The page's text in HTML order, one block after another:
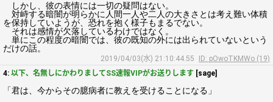
しかし、彼の表情には一切の疑問はない。
対峙する暗闇が明らかに人間一人や二人の大きさとは考え難い体積
を保持していようが、恐れを抱く様子もまるでない。
それは感情が欠落しているわけではなく。
単にこの程度の暗闇では、彼の既知の外には出られていないという
だけの話。
2019/04/03(水) 21:10:44.55
ID: pOwoTKMWo (19)
4: 以下、名無しにかわりましてSS速報VIPがお送りします [sage]
「君は、今からその臆病者に教えを受けることになる」